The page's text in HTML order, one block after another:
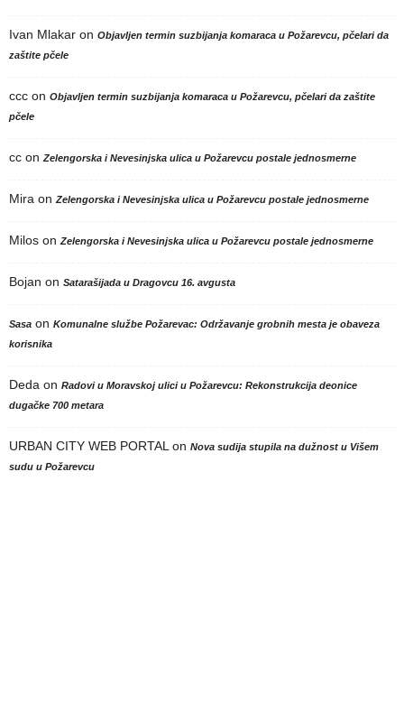
Ivan Mlakar on Objavljen termin suzbijanja komaraca u Požarevcu, pčelari da
zaštite pčele
ccc on Objavljen termin suzbijanja komaraca u Požarevcu, pčelari da zaštite
pčele
cc on Zelengorska i Nevesinjska ulica u Požarevcu postale jednosmerne
Mira on Zelengorska i Nevesinjska ulica u Požarevcu postale jednosmerne
Milos on Zelengorska i Nevesinjska ulica u Požarevcu postale jednosmerne
Bojan on Satarašijada u Dragovcu 16. avgusta
Sasa on Komunalne službe Požarevac: Održavanje grobnih mesta je obaveza
korisnika
Deda on Radovi u Moravskoj ulici u Požarevcu: Rekonstrukcija deonice
dugačke 700 metara
URBAN CITY WEB PORTAL on Nova sudija stupila na dužnost u Višem
sudu u Požarevcu